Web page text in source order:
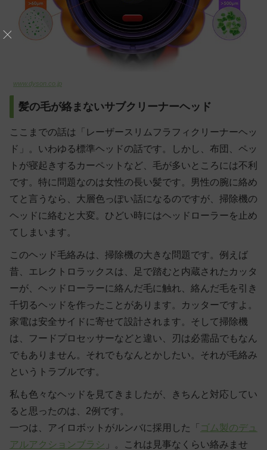
www.dyson.co.jp
髪の毛が絡まないサブクリーナーヘッド
ここまでの話は「レーザースリムフラフィクリーナーヘッ
ド」。いわゆる標準ヘッドの話です。しかし、布団、ペッ
トが寝起きするカーペットなど、毛が多いところには不利
です。特に問題なのは女性の長い髪です。男性の腕に絡め
てと言うなら、大層色っぽい話になるのですが、掃除機の
ヘッドに絡むと大変。ひどい時にはヘッドローラーを止め
てしまいます。
このヘッド毛絡みは、掃除機の大きな問題です。例えば
昔、エレクトロラックスは、足で踏むと内蔵されたカッタ
ーが、ヘッドローラーに絡んだ毛に触れ、絡んだ毛を引き
千切るヘッドを作ったことがあります。カッターですよ。
家電は安全サイドに寄せて設計されます。そして掃除機
は、フードプロセッサーなどと違い、刃は必需品でもなん
でもありません。それでもなんとかしたい。それが毛絡み
というトラブルです。
私も色々なヘッドを見てきましたが、きちんと対応してい
ると思ったのは、2例です。
一つは、アイロボットがルンバに採用した「 ゴム製のデュ
アルアクションブラシ 」。これは見事なくらい絡みませ